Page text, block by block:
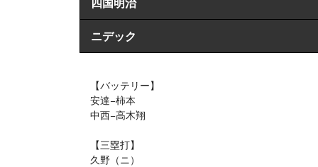
ニデック
【バッテリー】
安達−柿本
中西−高木翔
【三塁打】
久野（ニ）